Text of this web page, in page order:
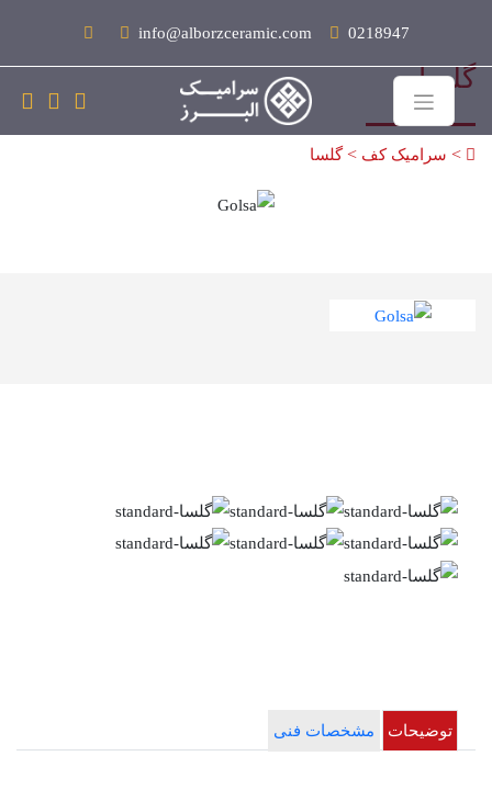
0218947
info@alborzceramic.com
گلسا
> سرامیک کف >گلسا
توضیحات مشخصات فنی